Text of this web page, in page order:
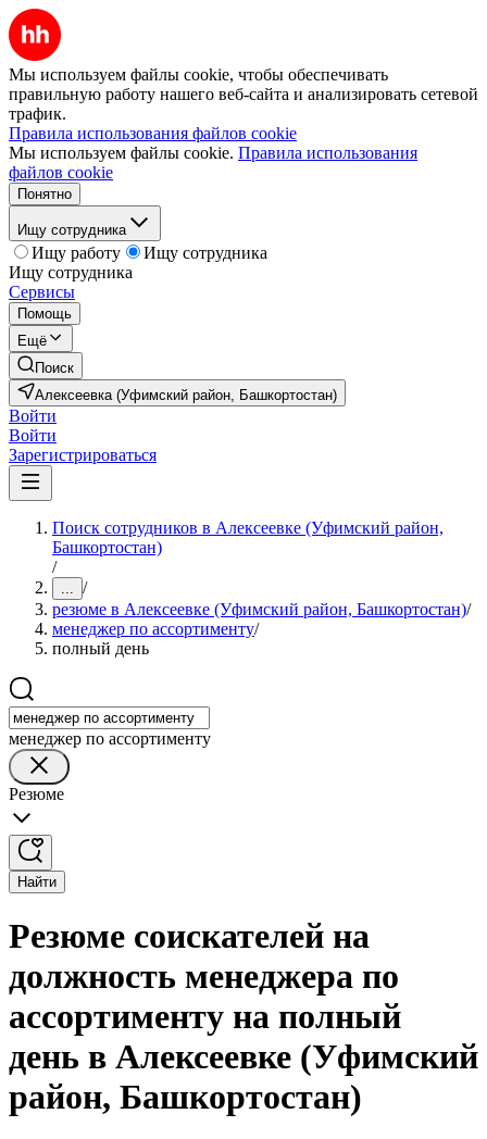
Мы используем файлы cookie, чтобы обеспечивать
правильную работу нашего веб-сайта и анализировать сетевой
трафик.
Правила использования файлов cookie
Мы используем файлы cookie. Правила использования
файлов cookie
Понятно
Ищу сотрудника
Ищу работу
Ищу сотрудника
Ищу сотрудника
Сервисы
Помощь
Ещё
Поиск
Алексеевка (Уфимский район, Башкортостан)
Войти
Войти
Зарегистрироваться
Поиск сотрудников в Алексеевке (Уфимский район,
Башкортостан)
/
... /
резюме в Алексеевке (Уфимский район, Башкортостан)/
менеджер по ассортименту/
полный день
менеджер по ассортименту
Резюме
Найти
Резюме соискателей на
должность менеджера по
ассортименту на полный
день в Алексеевке (Уфимский
район, Башкортостан)